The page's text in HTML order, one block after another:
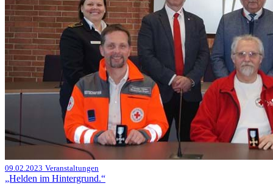
09.02.2023 Veranstaltungen
„Helden im Hintergrund.“